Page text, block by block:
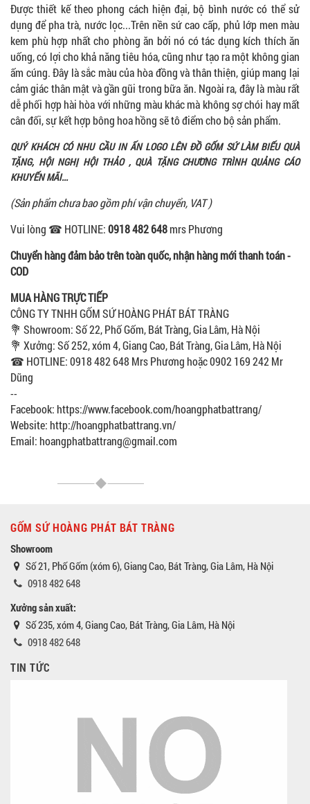
Được thiết kế theo phong cách hiện đại, bộ bình nước có thể sử
dụng để pha trà, nước lọc...Trên nền sứ cao cấp, phủ lớp men màu
kem phù hợp nhất cho phòng ăn bởi nó có tác dụng kích thích ăn
uống, có lợi cho khả năng tiêu hóa, cũng như tạo ra một không gian
ấm cúng. Đây là sắc màu của hòa đồng và thân thiện, giúp mang lại
cảm giác thân mật và gần gũi trong bữa ăn. Ngoài ra, đây là màu rất
dễ phối hợp hài hòa với những màu khác mà không sợ chói hay mất
cân đối, sự kết hợp bông hoa hồng sẽ tô điểm cho bộ sản phẩm.
QUÝ KHÁCH CÓ NHU CẦU IN ẤN LOGO LÊN ĐỒ GỐM SỨ LÀM BIẾU QUÀ
TẶNG, HỘI NGHỊ HỘI THẢO , QUÀ TẶNG CHƯƠNG TRÌNH QUẢNG CÁO
KHUYẾN MÃI...
(Sản phẩm chưa bao gồm phí vận chuyển, VAT )
Vui lòng ☎ HOTLINE:0918 482 648mrs Phương
Chuyển hàng đảm bảo trên toàn quốc, nhận hàng mới thanh toán -
COD
MUA HÀNG TRỰC TIẾP
CÔNG TY TNHH GỐM SỨ HOÀNG PHÁT BÁT TRÀNG
💐 Showroom: Số 22, Phố Gốm, Bát Tràng, Gia Lâm, Hà Nội
💐 Xưởng: Số 252, xóm 4, Giang Cao, Bát Tràng, Gia Lâm, Hà Nội
☎ HOTLINE: 0918 482 648 Mrs Phương hoặc 0902 169 242 Mr
Dũng
--
Facebook: https://www.facebook.com/hoangphatbattrang/
Website: http://hoangphatbattrang.vn/
Email: hoangphatbattrang@gmail.com
GỐM SỨ HOÀNG PHÁT BÁT TRÀNG
Showroom
Số 21, Phố Gốm (xóm 6), Giang Cao, Bát Tràng, Gia Lâm, Hà Nội
0918 482 648
Xưởng sản xuất:
Số 235, xóm 4, Giang Cao, Bát Tràng, Gia Lâm, Hà Nội
0918 482 648
TIN TỨC